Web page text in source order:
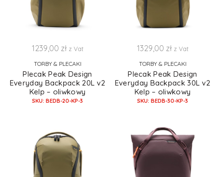
1239,00 zł z Vat
TORBY & PLECAKI
Plecak Peak Design
Everyday Backpack 20L v2
Kelp – oliwkowy
SKU: BEDB-20-KP-3
1329,00 zł z Vat
TORBY & PLECAKI
Plecak Peak Design
Everyday Backpack 30L v2
Kelp – oliwkowy
SKU: BEDB-30-KP-3